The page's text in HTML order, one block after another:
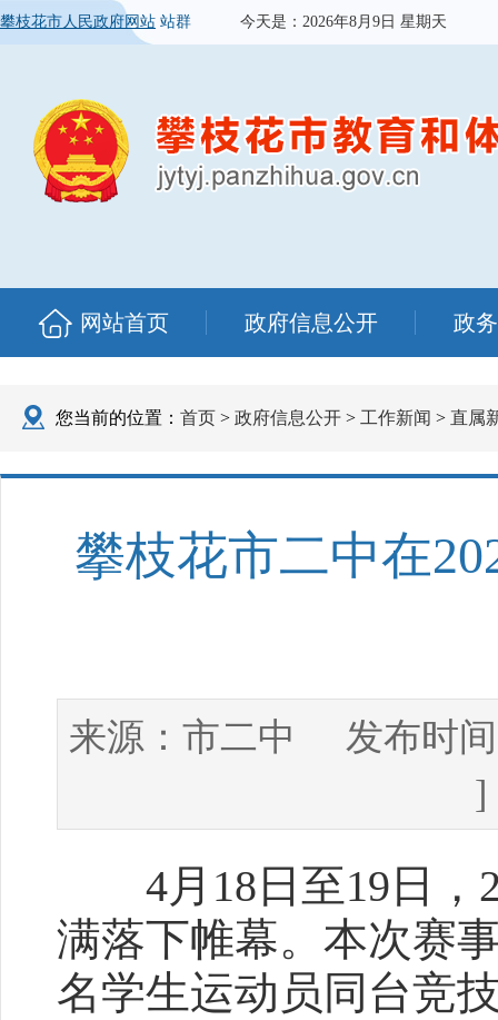
攀枝花市人民政府网站 站群 今天是： 2026年8月9日 星期天
网站首页 政府信息公开 政
您当前的位置： 首页 > 政府信息公开 > 工作新闻 > 直属
攀枝花市二中在
来源： 市二中
发布时
]
4月18日至19日，
满落下帷幕。本次赛
名学生运动员同台竞